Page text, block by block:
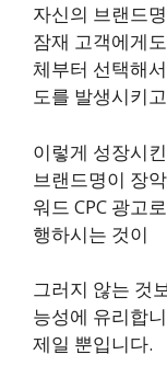
자신의 브랜드
잠재 고객에게
체부터 선택해
도를 발생시키고
이렇게 성장시
브랜드명이 장
워드 CPC 광고
행하시는 것이
그러지 않는 것
능성에 유리합
제일 뿐입니다.